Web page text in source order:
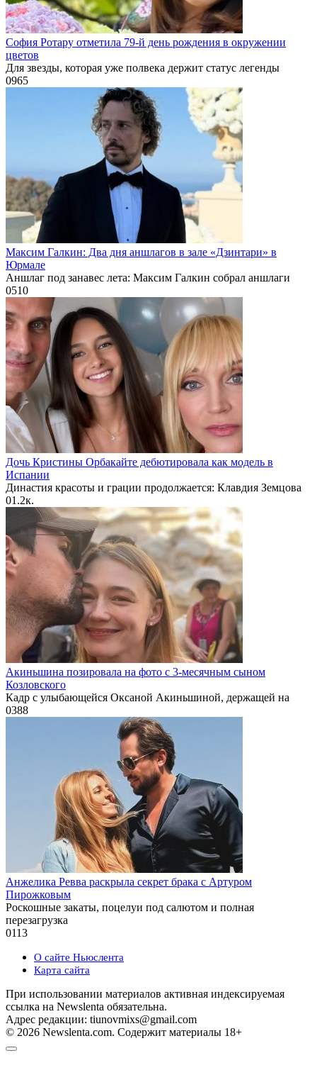
София Ротару отметила 79-й день рождения в окружении
цветов
Для звезды, которая уже полвека держит статус легенды
0965
Максим Галкин: Два дня аншлагов в зале «Дзинтари» в
Юрмале
Аншлаг под занавес лета: Максим Галкин собрал аншлаги
0510
Дочь Кристины Орбакайте дебютировала как модель в
Испании
Династия красоты и грации продолжается: Клавдия Земцова
01.2к.
Акиньшина позировала на фото с 3-месячным сыном
Козловского
Кадр с улыбающейся Оксаной Акиньшиной, держащей на
0388
Анжелика Ревва раскрыла секрет брака с Артуром
Пирожковым
Роскошные закаты, поцелуи под салютом и полная
перезагрузка
0113
О сайте Ньюслента
Карта сайта
При использовании материалов активная индексируемая
ссылка на Newslenta обязательна.
Адрес редакции: tiunovmixs@gmail.com
© 2026 Newslenta.com. Содержит материалы 18+